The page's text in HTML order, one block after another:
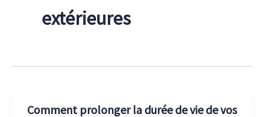
extérieures
Comment prolonger la durée de vie de vos